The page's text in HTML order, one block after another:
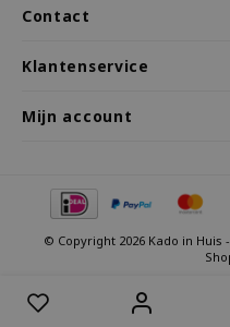
Contact
Klantenservice
Mijn account
© Copyright 2026 Kado in Huis
Vergelijk producten